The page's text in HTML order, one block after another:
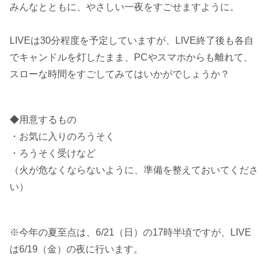
みんなとともに、やさしい一夜をすごせますように。
LIVEは30分程度を予定していますが、LIVE終了後も各自
でキャンドルを灯したまま、PCやスマホからも離れて、
スローな時間をすごしてみてはいかがでしょうか？
◆用意するもの
・お気に入りのろうそく
・ろうそく受けなど
（火が危なくならないように、準備を整えておいてくださ
い）
※今年の夏至点は、6/21（日）の17時半頃ですが、LIVE
は6/19（金）の夜に行います。